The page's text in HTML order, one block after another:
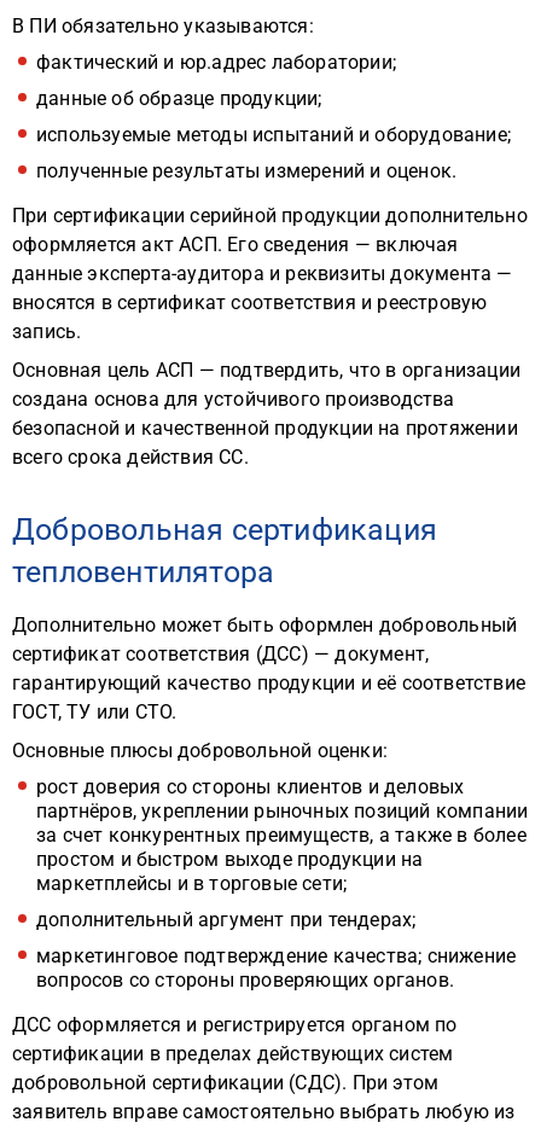
В ПИ обязательно указываются:
фактический и юр.адрес лаборатории;
данные об образце продукции;
используемые методы испытаний и оборудование;
полученные результаты измерений и оценок.
При сертификации серийной продукции дополнительно
оформляется акт АСП. Его сведения — включая
данные эксперта-аудитора и реквизиты документа —
вносятся в сертификат соответствия и реестровую
запись.
Основная цель АСП — подтвердить, что в организации
создана основа для устойчивого производства
безопасной и качественной продукции на протяжении
всего срока действия СС.
Добровольная сертификация
тепловентилятора
Дополнительно может быть оформлен добровольный
сертификат соответствия (ДСС) — документ,
гарантирующий качество продукции и её соответствие
ГОСТ, ТУ или СТО.
Основные плюсы добровольной оценки:
рост доверия со стороны клиентов и деловых
партнёров, укреплении рыночных позиций компании
за счет конкурентных преимуществ, а также в более
простом и быстром выходе продукции на
маркетплейсы и в торговые сети;
дополнительный аргумент при тендерах;
маркетинговое подтверждение качества; снижение
вопросов со стороны проверяющих органов.
ДСС оформляется и регистрируется органом по
сертификации в пределах действующих систем
добровольной сертификации (СДС). При этом
заявитель вправе самостоятельно выбрать любую из